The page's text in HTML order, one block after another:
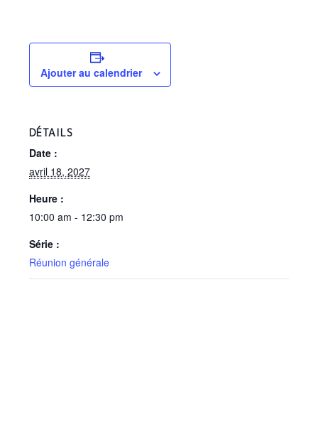
Ajouter au calendrier
DÉTAILS
Date :
avril 18, 2027
Heure :
10:00 am - 12:30 pm
Série :
Réunion générale